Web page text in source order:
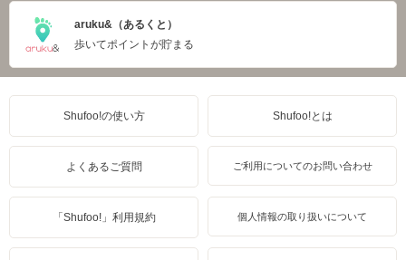
aruku&（あるくと）
歩いてポイントが貯まる
Shufoo!の使い方 Shufoo!とは
よくあるご質問 ご利用についてのお問い合わせ
「Shufoo!」利用規約 個人情報の取り扱いについて